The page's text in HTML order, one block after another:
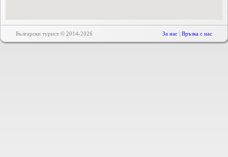
Български турист © 2014-2026 За нас | Връзка с нас